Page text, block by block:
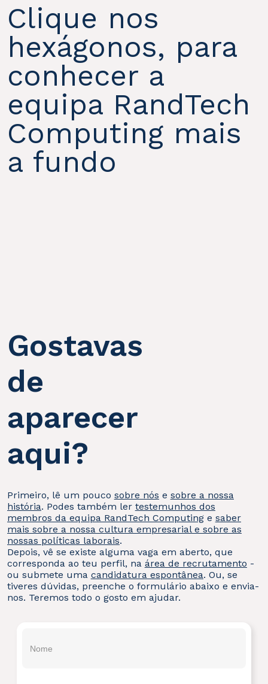
Clique nos
hexágonos, para
conhecer a
equipa RandTech
Computing mais
a fundo
Gostavas
de
aparecer
aqui?
Primeiro, lê um pouco sobre nós e sobre a nossa
história. Podes também ler testemunhos dos
membros da equipa RandTech Computinge saber
mais sobre a nossa cultura empresarial e sobre as
nossas políticas laborais.
Depois, vê se existe alguma vaga em aberto, que
corresponda ao teu perfil, na área de recrutamento -
ou submete uma candidatura espontânea. Ou, se
tiveres dúvidas, preenche o formulário abaixo e envia-
nos. Teremos todo o gosto em ajudar.